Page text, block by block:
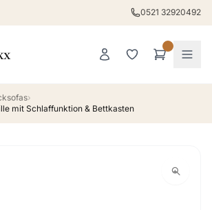
0521 32920492
›
mit Schlaffunktion & Bettkasten